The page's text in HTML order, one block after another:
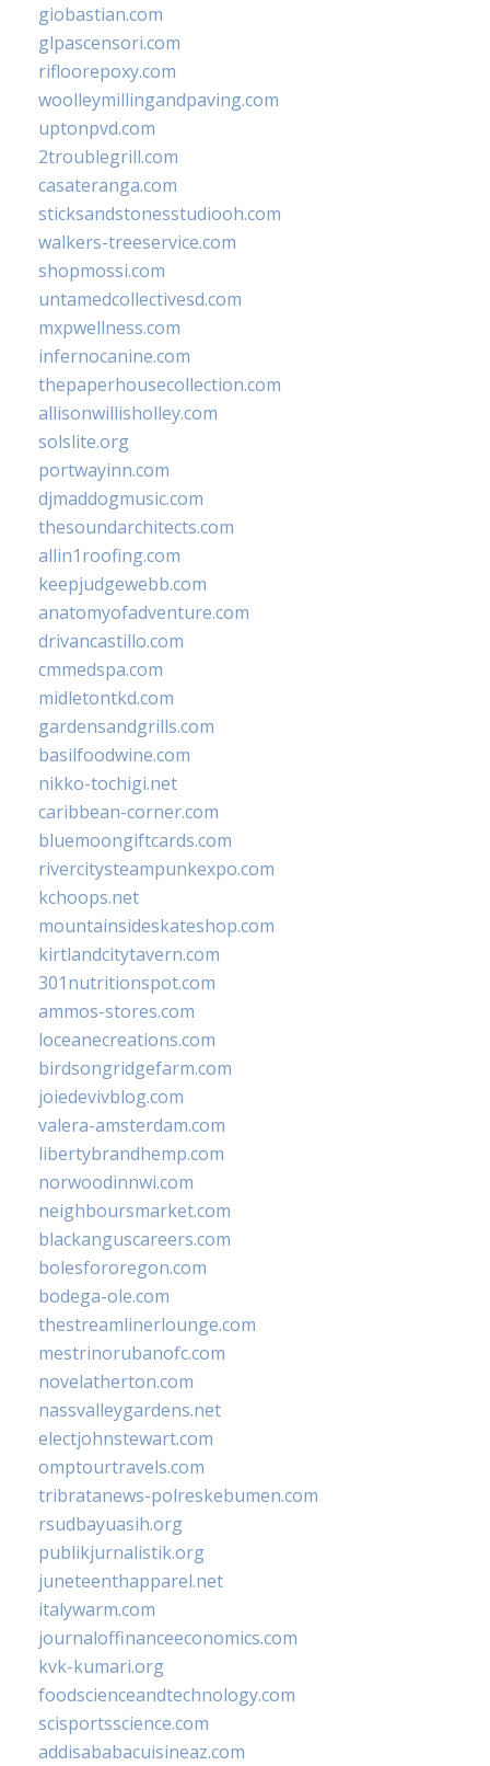
giobastian.com
glpascensori.com
rifloorepoxy.com
woolleymillingandpaving.com
uptonpvd.com
2troublegrill.com
casateranga.com
sticksandstonesstudiooh.com
walkers-treeservice.com
shopmossi.com
untamedcollectivesd.com
mxpwellness.com
infernocanine.com
thepaperhousecollection.com
allisonwillisholley.com
solslite.org
portwayinn.com
djmaddogmusic.com
thesoundarchitects.com
allin1roofing.com
keepjudgewebb.com
anatomyofadventure.com
drivancastillo.com
cmmedspa.com
midletontkd.com
gardensandgrills.com
basilfoodwine.com
nikko-tochigi.net
caribbean-corner.com
bluemoongiftcards.com
rivercitysteampunkexpo.com
kchoops.net
mountainsideskateshop.com
kirtlandcitytavern.com
301nutritionspot.com
ammos-stores.com
loceanecreations.com
birdsongridgefarm.com
joiedevivblog.com
valera-amsterdam.com
libertybrandhemp.com
norwoodinnwi.com
neighboursmarket.com
blackanguscareers.com
bolesfororegon.com
bodega-ole.com
thestreamlinerlounge.com
mestrinorubanofc.com
novelatherton.com
nassvalleygardens.net
electjohnstewart.com
omptourtravels.com
tribratanews-polreskebumen.com
rsudbayuasih.org
publikjurnalistik.org
juneteenthapparel.net
italywarm.com
journaloffinanceeconomics.com
kvk-kumari.org
foodscienceandtechnology.com
scisportsscience.com
addisababacuisineaz.com